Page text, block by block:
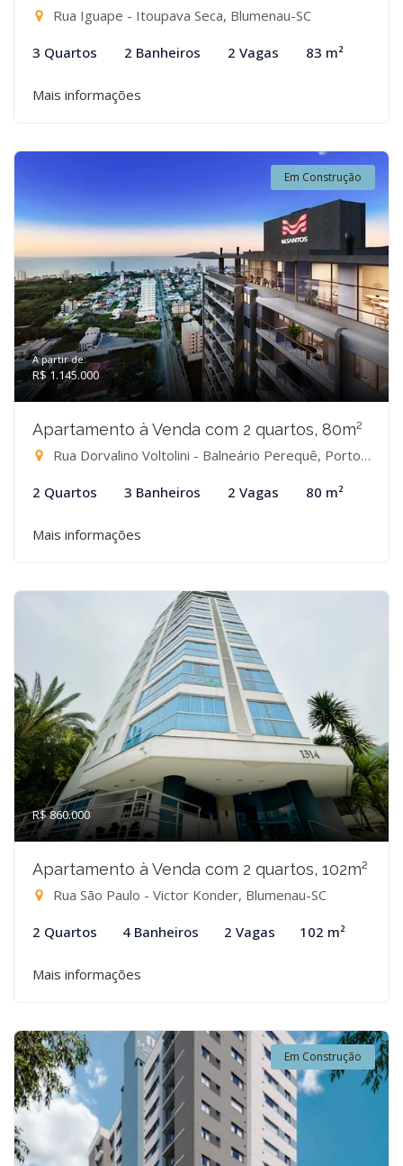
Rua Iguape - Itoupava Seca, Blumenau-SC
3 Quartos 2 Banheiros 2 Vagas 83 m²
Mais informações
Em Construção
A partir de:
R$ 1.145.000
Apartamento à Venda com 2 quartos, 80m²
Rua Dorvalino Voltolini - Balneário Perequê, Porto Belo-SC
2 Quartos 3 Banheiros 2 Vagas 80 m²
Mais informações
R$ 860.000
Apartamento à Venda com 2 quartos, 102m²
Rua São Paulo - Victor Konder, Blumenau-SC
2 Quartos 4 Banheiros 2 Vagas 102 m²
Mais informações
Em Construção